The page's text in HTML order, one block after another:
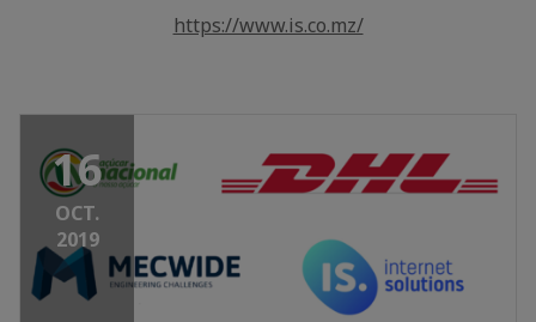
https://www.is.co.mz/
16
OCT.
2019